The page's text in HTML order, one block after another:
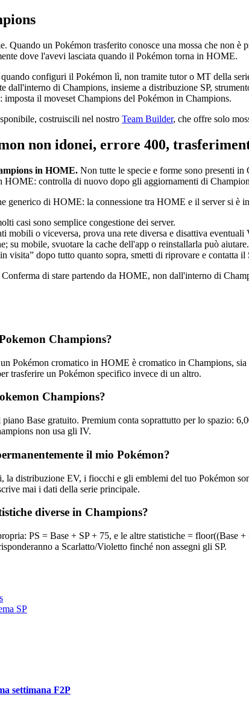
Quando un Pokémon trasferito conosce una mossa che non
dove l'avevi lasciata quando il Pokémon torna in HOME.
configuri il Pokémon lì, non tramite tutor o MT della
dall'interno di Champions, insieme a distribuzione SP,
il moveset Champions del Pokémon in Champions.
costruiscili nel nostro Team Builder, che offre solo
non idonei, errore 400,
in HOME. Non tutte le specie e forme sono presenti
HOME: controlla di nuovo dopo gli aggiornamenti di
generico di HOME: la connessione tra HOME e il server si è
casi sono semplice congestione dei server.
mobili o viceversa, prova una rete diversa e disattiva eventuali
mobile, svuotare la cache dell'app o reinstallarla può aiutare.
visita” dopo tutto quanto sopra, smetti di riprovare e contatta
Conferma di stare partendo da HOME, non dall'interno di
Champions?
Pokémon cromatico in HOME è cromatico in Champions,
trasferire un Pokémon specifico invece di un altro.
Champions?
Base gratuito. Premium conta soprattutto per lo spazio:
non usa gli IV.
il mio Pokémon?
la distribuzione EV, i fiocchi e gli emblemi del tuo Pokémon
mai i dati della serie principale.
diverse in Champions?
PS = Base + SP + 75, e le altre statistiche =
a Scarlatto/Violetto finché non assegni gli SP.
SP
settimana F2P